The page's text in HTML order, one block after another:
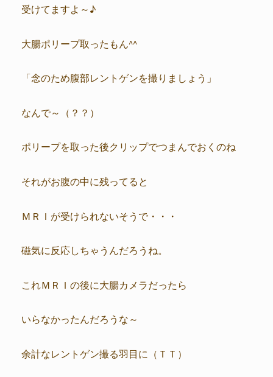
受けてますよ～♪
大腸ポリープ取ったもん^^
「念のため腹部レントゲンを撮りましょう」
なんで～（？？）
ポリープを取った後クリップでつまんでおくのね
それがお腹の中に残ってると
ＭＲＩが受けられないそうで・・・
磁気に反応しちゃうんだろうね。
これＭＲＩの後に大腸カメラだったら
いらなかったんだろうな～
余計なレントゲン撮る羽目に（ＴＴ）